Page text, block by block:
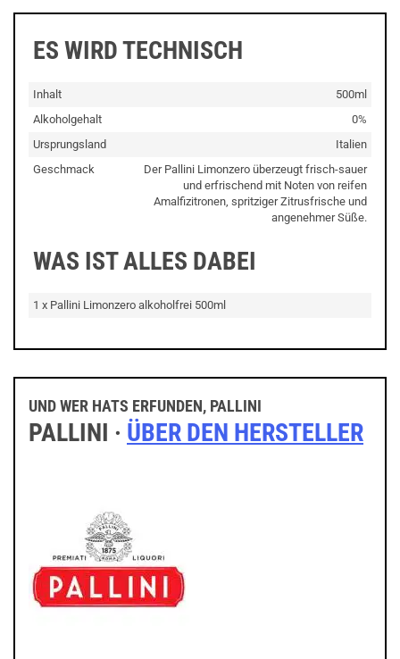
ES WIRD TECHNISCH
Inhalt
500ml
Alkoholgehalt
0%
Ursprungsland
Italien
Geschmack
Der Pallini Limonzero überzeugt frisch-sauer
und erfrischend mit Noten von reifen
Amalfizitronen, spritziger Zitrusfrische und
angenehmer Süße.
WAS IST ALLES DABEI
1 x Pallini Limonzero alkoholfrei 500ml
UND WER HATS ERFUNDEN, PALLINI
PALLINI · ÜBER DEN HERSTELLER